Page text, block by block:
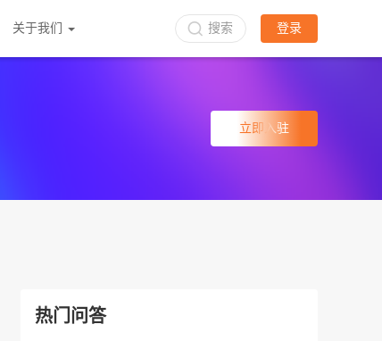
关于我们 搜索 登录
立即入驻
热门问答